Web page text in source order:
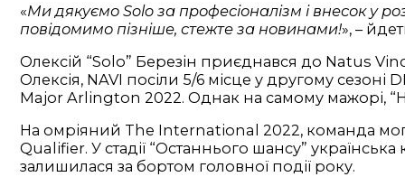
«Ми дякуємо Solo за професіоналізм і внесок у
повідомимо пізніше, стежте за новинами!», –
Олексій “Solo” Березін приєднався до Natus
Олексія, NAVI посіли 5/6 місце у другому
Major Arlington 2022. Однак на самому мажорі,
На омріяний The International 2022, команда
Qualifier. У стадії “Останнього шансу”
залишилася за бортом головної події року.